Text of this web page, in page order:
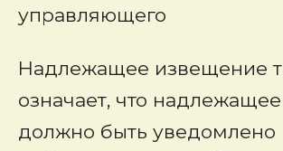
управляющего
Надлежащее извещение
означает, что
должно быть уведомлено